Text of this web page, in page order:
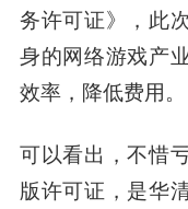
务许可证》，此
身的网络游戏产
效率，降低费用。
可以看出，不惜
版许可证，是华